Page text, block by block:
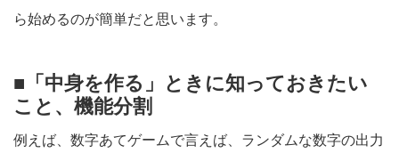
ら始めるのが簡単だと思います。
■「中身を作る」ときに知っておきたい
こと、機能分割
例えば、数字あてゲームで言えば、ランダムな数字の出力